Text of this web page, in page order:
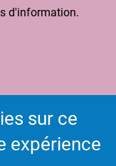
d'information.
adhérent
sur ce
expérience